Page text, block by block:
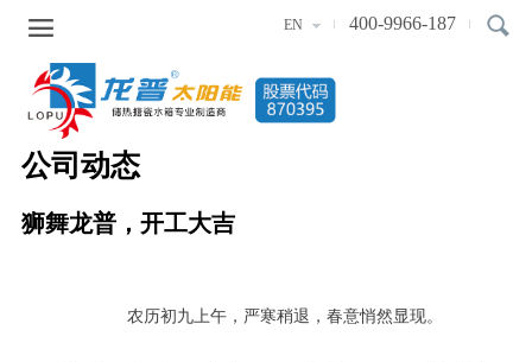
400-9966-187
EN

公司动态
狮舞龙普，开工大吉
农历初九上午，严寒稍退，春意悄然显现。